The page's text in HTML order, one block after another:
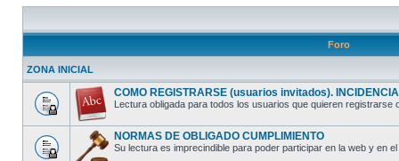
Foro
ZONA INICIAL
COMO REGISTRARSE (usuarios invitados).
Lectura obligada para todos los usuarios que quieren registrarse
NORMAS DE OBLIGADO CUMPLIMIENTO
Su lectura es imprecindible para poder participar en la web y en